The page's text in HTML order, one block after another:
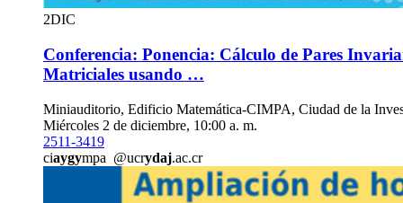
2DIC
Conferencia: Ponencia: Cálculo de Pares
Matriciales usando …
Miniauditorio, Edificio Matemática-CIMPA, Ciudad de la
Miércoles 2 de diciembre, 10:00 a. m.
2511-3419
ciaygympa @ucrydaj.ac.cr